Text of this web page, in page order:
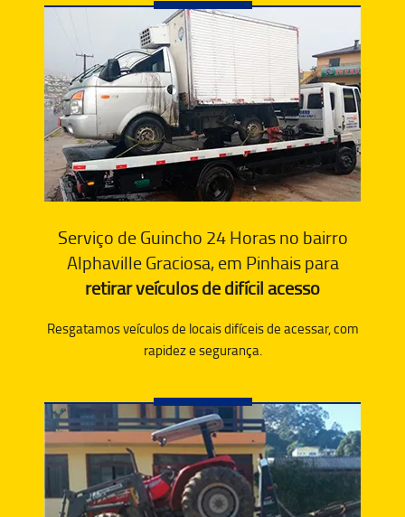
Serviço de Guincho 24 Horas no bairro
Alphaville Graciosa, em Pinhais para
retirar veículos de difícil acesso
Resgatamos veículos de locais difíceis de acessar, com
rapidez e segurança.